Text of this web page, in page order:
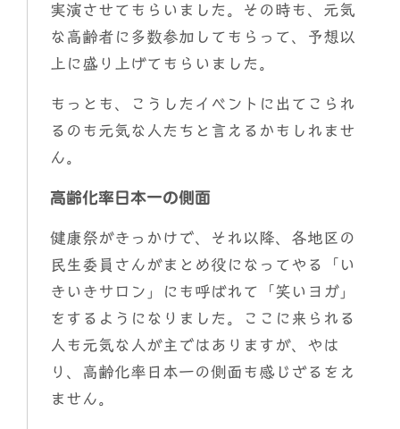
実演させてもらいました。その時も、元気
な高齢者に多数参加してもらって、予想以
上に盛り上げてもらいました。
もっとも、こうしたイベントに出てこられ
るのも元気な人たちと言えるかもしれませ
ん。
高齢化率日本一の側面
健康祭がきっかけで、それ以降、各地区の
民生委員さんがまとめ役になってやる「い
きいきサロン」にも呼ばれて「笑いヨガ」
をするようになりました。ここに来られる
人も元気な人が主ではありますが、やは
り、高齢化率日本一の側面も感じざるをえ
ません。